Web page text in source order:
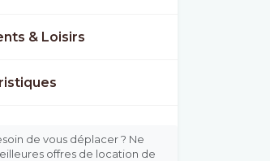
& Loisirs
de vous déplacer ? Ne
offres de location de